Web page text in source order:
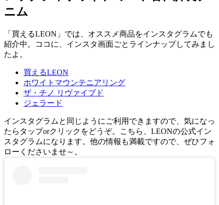
ニム
「買えるLEON」では、オススメ商品をインスタグラムでも
紹介中。ココに、インスタ画面ごとラインナップしてみまし
たよ。
買えるLEON
ホワイトマウンテニアリング
ザ・チノ リヴァイブド
ジェラード
インスタグラムと同じようにご利用できますので、気になっ
たらタップorクリックをどうぞ。こちら、LEONの公式イン
スタグラムになります。他の情報も満載ですので、ぜひフォ
ローくださいませ～。